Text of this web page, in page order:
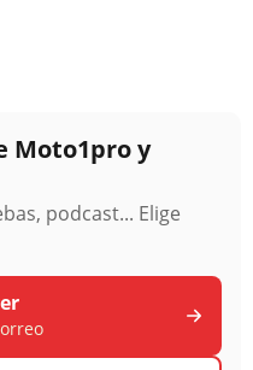
Moto1pro y
podcast... Elige